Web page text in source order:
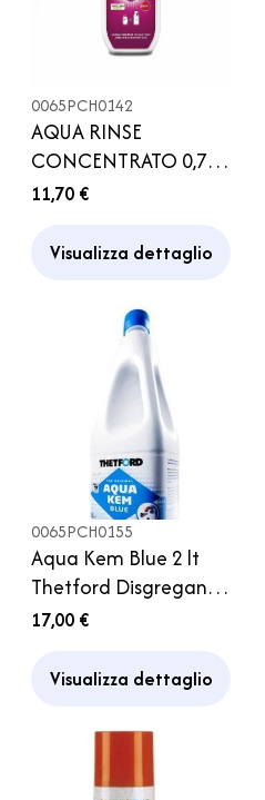
0065PCH0142
AQUA RINSE
CONCENTRATO 0,75
L LIQUIDO THETFORD
CARAVAN
11,70 €
Visualizza dettaglio
0065PCH0155
Aqua Kem Blue 2 lt
Thetford Disgregante
WC portatili Cassetta
17,00 €
Visualizza dettaglio